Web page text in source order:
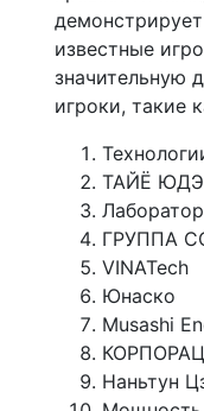
известные
значительную
игроки, такие
ТАЙЁ
ГРУППА
VINATech
Юнаско
Musashi
Наньтун